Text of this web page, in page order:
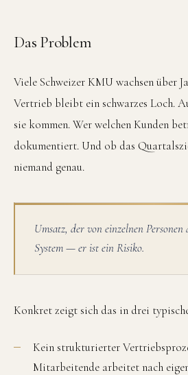
Das Problem
Viele Schweizer KMU wachsen über
Vertrieb bleibt ein schwarzes Loch.
sie kommen. Wer welchen Kunden
dokumentiert. Und ob das
niemand genau.
Umsatz, der von einzelnen
System — er ist ein Risiko.
Konkret zeigt sich das in drei
Kein strukturierter
Mitarbeitende arbeitet nach